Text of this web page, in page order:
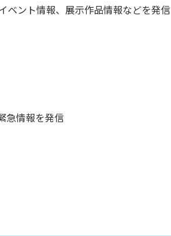
ベント情報、展示作品情報などを発信
急情報を発信